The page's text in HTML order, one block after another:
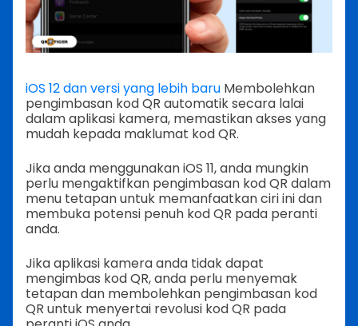
iOS 12 dan versi yang lebih baru Membolehkan
pengimbasan kod QR automatik secara lalai
dalam aplikasi kamera, memastikan akses yang
mudah kepada maklumat kod QR.
Jika anda menggunakan iOS 11, anda mungkin
perlu mengaktifkan pengimbasan kod QR dalam
menu tetapan untuk memanfaatkan ciri ini dan
membuka potensi penuh kod QR pada peranti
anda.
Jika aplikasi kamera anda tidak dapat
mengimbas kod QR, anda perlu menyemak
tetapan dan membolehkan pengimbasan kod
QR untuk menyertai revolusi kod QR pada